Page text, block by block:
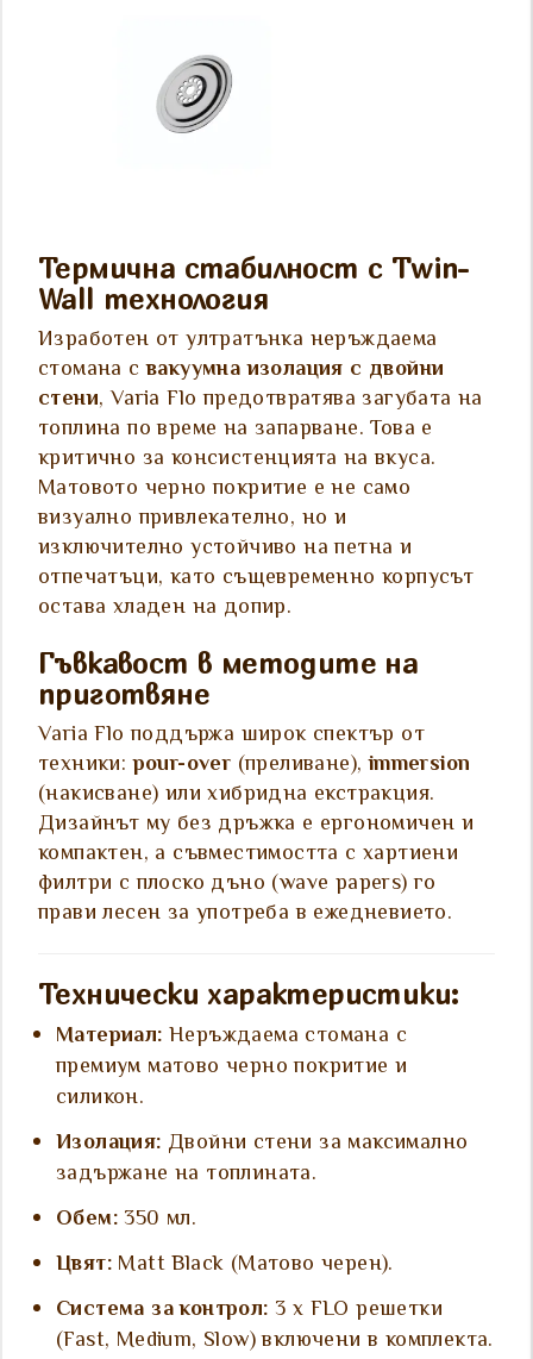
Термична стабилност с Twin-
Wall технология
Изработен от ултратънка неръждаема
стомана свакуумна изолация с двойни
стени, Varia Flo предотвратява загубата на
топлина по време на запарване. Това е
критично за консистенцията на вкуса.
Матовото черно покритие е не само
визуално привлекателно, но и
изключително устойчиво на петна и
отпечатъци, като същевременно корпусът
остава хладен на допир.
Гъвкавост в методите на
приготвяне
Varia Flo поддържа широк спектър от
техники:pour-over (преливане),immersion
(накисване) или хибридна екстракция.
Дизайнът му без дръжка е ергономичен и
компактен, а съвместимостта с хартиени
филтри с плоско дъно (wave papers) го
прави лесен за употреба в ежедневието.
Технически характеристики:
Материал: Неръждаема стомана с
премиум матово черно покритие и
силикон.
Изолация: Двойни стени за максимално
задържане на топлината.
Обем: 350 мл.
Цвят: Matt Black (Матово черен).
Система за контрол: 3 x FLO решетки
(Fast, Medium, Slow) включени в комплекта.